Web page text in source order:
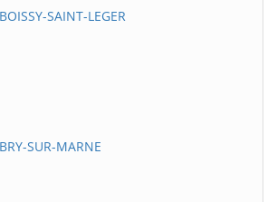
SAINT-LEGER
SUR-MARNE